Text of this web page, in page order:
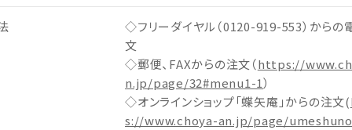
◇フリーダイヤル（0120-919-553）からの
文
◇郵便、FAXからの注文（https://
n.jp/page/32#menu1-1）
◇オンラインショップ「蝶矢庵」からの注文(
s://www.choya-an.jp/page/